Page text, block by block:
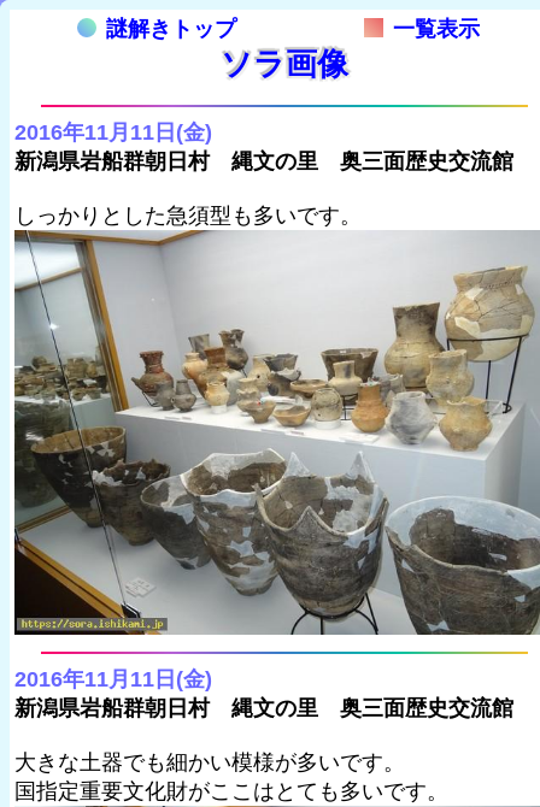
謎解きトップ 一覧表示
ソラ画像
2016年11月11日(金)
新潟県岩船群朝日村 縄文の里 奥三面歴史交流館
しっかりとした急須型も多いです。
2016年11月11日(金)
新潟県岩船群朝日村 縄文の里 奥三面歴史交流館
大きな土器でも細かい模様が多いです。
国指定重要文化財がここはとても多いです。